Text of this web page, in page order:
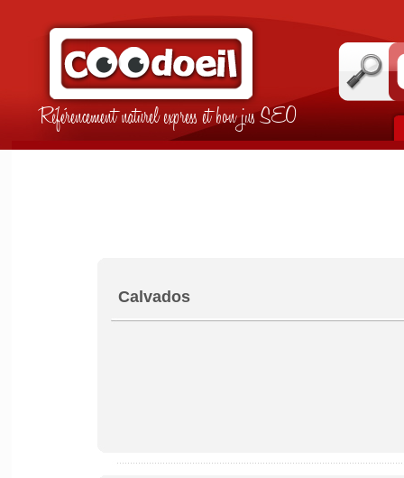
Référencement naturel express et bon jus SEO
Calvados